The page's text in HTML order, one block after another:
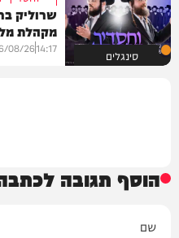
סינגלים
שרוליק
מקהלת
14:17
08/26
הוסף תגובה